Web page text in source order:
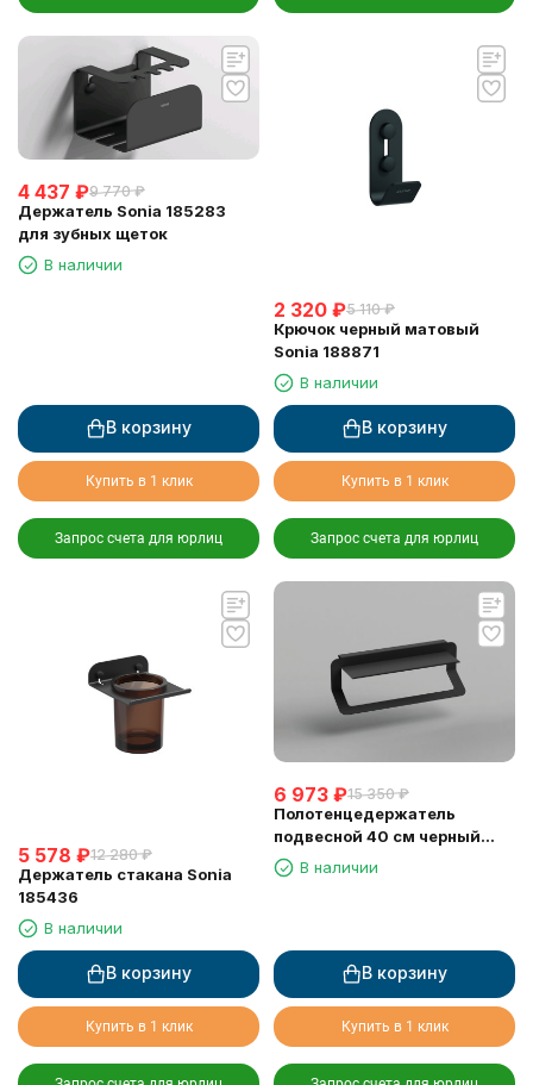
4 437 ₽9 770 ₽
Держатель Sonia 185283
для зубных щеток
В наличии
В корзину
Купить в 1 клик
Запрос счета для юрлиц
2 320 ₽5 110 ₽
Крючок черный матовый
Sonia 188871
В наличии
В корзину
Купить в 1 клик
Запрос счета для юрлиц
5 578 ₽12 280 ₽
Держатель стакана Sonia
185436
В наличии
В корзину
Купить в 1 клик
6 973 ₽15 350 ₽
Полотенцедержатель
подвесной 40 см черный
матовый Sonia 176915
В наличии
В корзину
Купить в 1 клик